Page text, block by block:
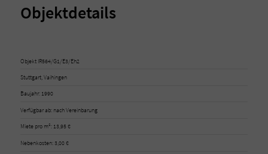
Objektdetails
Objekt IR564/G1/E3/Eh2
Stuttgart, Vaihingen
Baujahr: 1990
Verfügbar ab: nach Vereinbarung
Miete pro m²: 13,95 €
Nebenkosten: 3,00 €